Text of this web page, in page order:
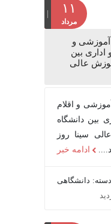
۱۱
مرداد
و
بین
و اقلام
روز
خبر